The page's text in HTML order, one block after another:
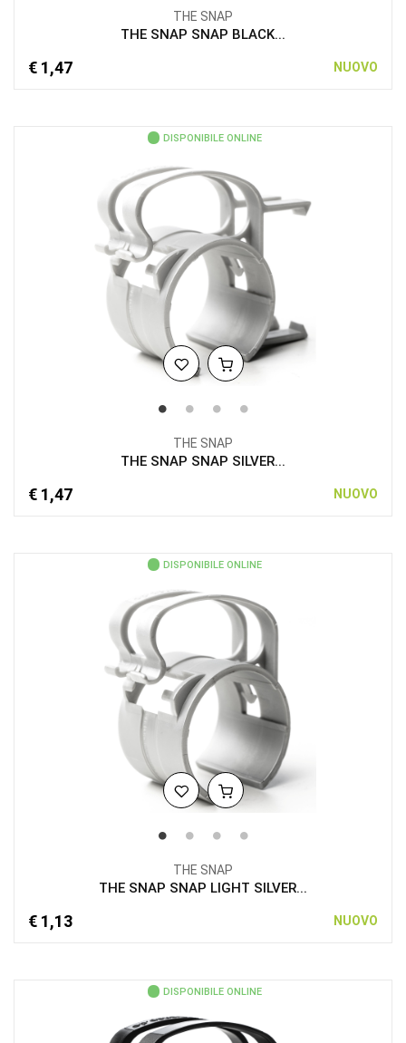
THE SNAP
THE SNAP SNAP BLACK...
€ 1,47 NUOVO
DISPONIBILE ONLINE
THE SNAP
THE SNAP SNAP SILVER...
€ 1,47 NUOVO
DISPONIBILE ONLINE
THE SNAP
THE SNAP SNAP LIGHT SILVER...
€ 1,13 NUOVO
DISPONIBILE ONLINE